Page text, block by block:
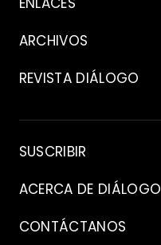
de
ARCHIVOS
REVISTA DIÁLOGO
Archivo
SUSCRIBIR
ACERCA DE DIÁLOGO
CONTÁCTANOS